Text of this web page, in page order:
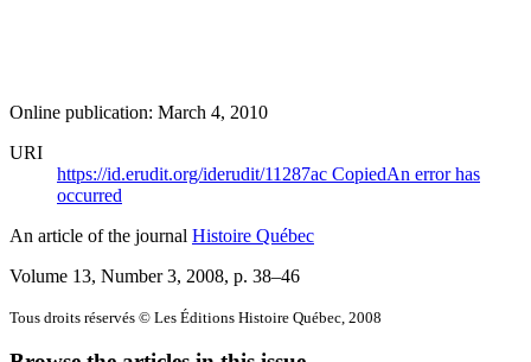
Online publication: March 4, 2010
URI
https://id.erudit.org/iderudit/11287ac CopiedAn error has
occurred
An article of the journal Histoire Québec
Volume 13, Number 3, 2008, p. 38–46
Tous droits réservés © Les Éditions Histoire Québec, 2008